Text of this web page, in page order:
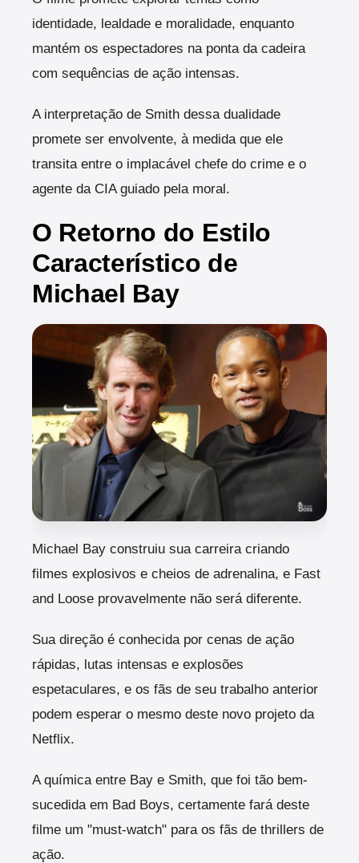
identidade, lealdade e moralidade, enquanto
mantém os espectadores na ponta da cadeira
com sequências de ação intensas.
A interpretação de Smith dessa dualidade
promete ser envolvente, à medida que ele
transita entre o implacável chefe do crime e o
agente da CIA guiado pela moral.
O Retorno do Estilo
Característico de
Michael Bay
Michael Bay construiu sua carreira criando
filmes explosivos e cheios de adrenalina, e Fast
and Loose provavelmente não será diferente.
Sua direção é conhecida por cenas de ação
rápidas, lutas intensas e explosões
espetaculares, e os fãs de seu trabalho anterior
podem esperar o mesmo deste novo projeto da
Netflix.
A química entre Bay e Smith, que foi tão bem-
sucedida em Bad Boys, certamente fará deste
filme um "must-watch" para os fãs de thrillers de
ação.